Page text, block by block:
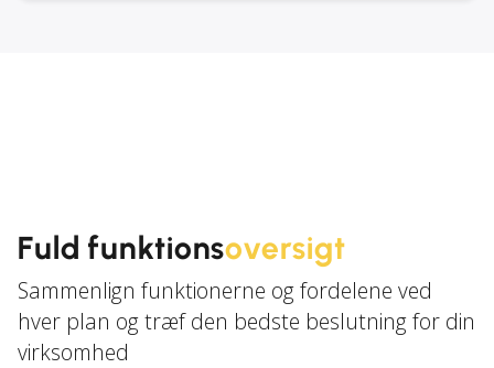
Fuld funktionsoversigt
Sammenlign funktionerne og fordelene ved
hver plan og træf den bedste beslutning for din
virksomhed